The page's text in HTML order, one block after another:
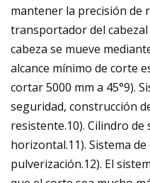
mantener la precisión de
transportador del cabezal
cabeza se mueve
alcance mínimo de corte
cortar 5000 mm a 45°9).
seguridad, construcción
resistente.10). Cilindro de
horizontal.11). Sistema
pulverización.12). El